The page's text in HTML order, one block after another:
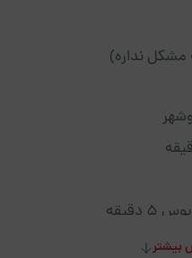
نداره)
بیشتر